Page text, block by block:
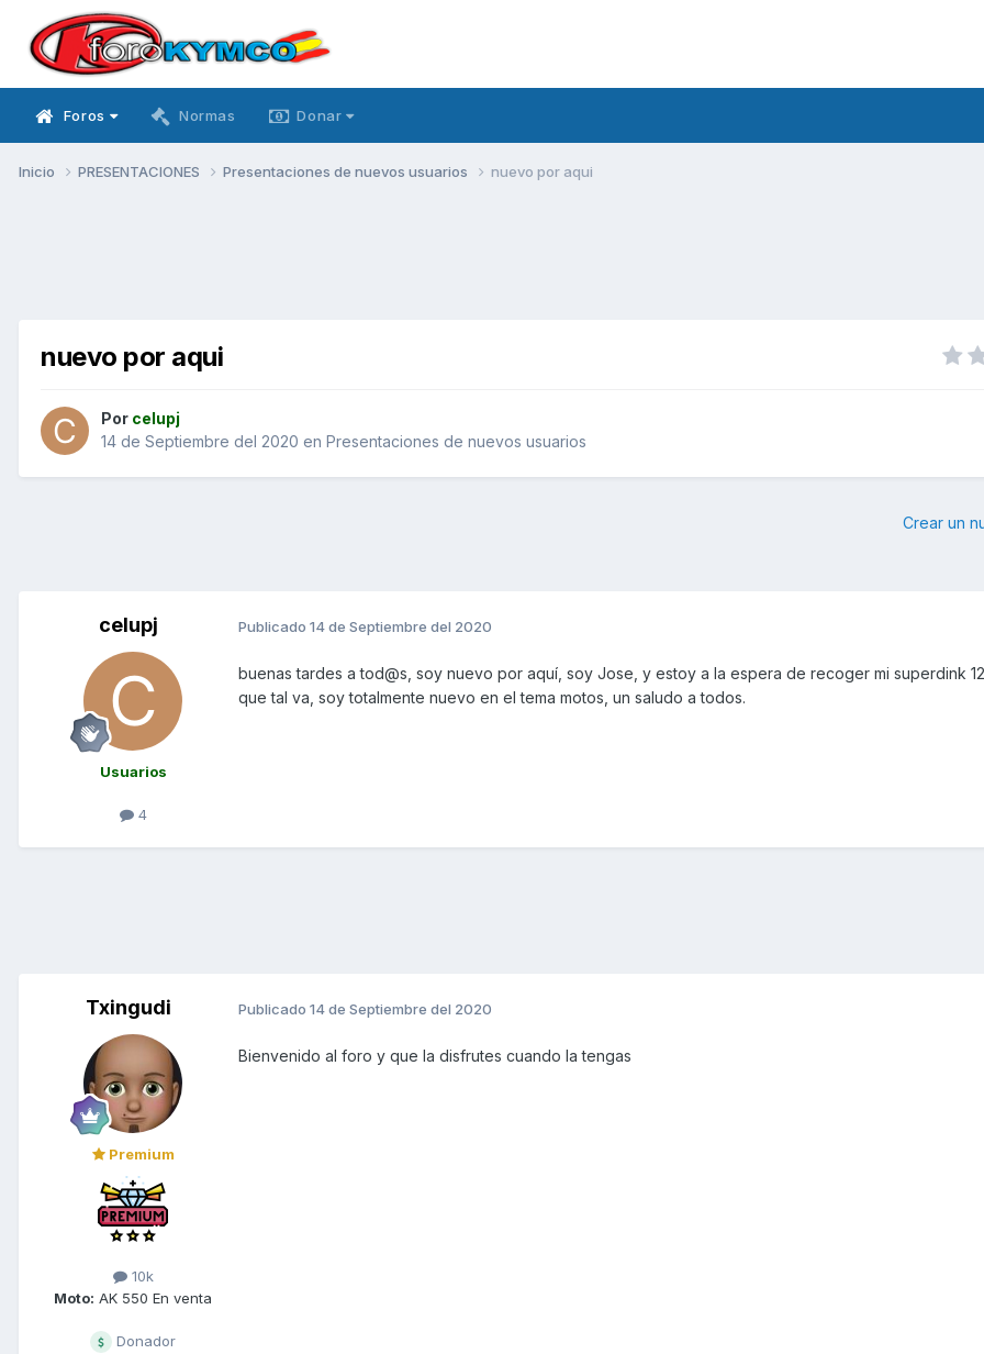
Foros Normas Donar
Inicio PRESENTACIONES Presentaciones de nuevos usuarios nuevo por aqui
nuevo por aqui
Por celupj
14 de Septiembre del 2020 en Presentaciones de nuevos usuarios
Crear un
celupj
Usuarios
4
Publicado 14 de Septiembre del 2020
buenas tardes a tod@s, soy nuevo por aquí, soy Jose, y estoy a la espera de recoger mi superdink
que tal va, soy totalmente nuevo en el tema motos, un saludo a todos.
Txingudi
Premium
10k
Moto: AK 550 En venta
Donador
Publicado 14 de Septiembre del 2020
Bienvenido al foro y que la disfrutes cuando la tengas